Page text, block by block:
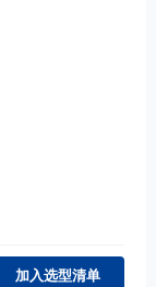
加入选型清单